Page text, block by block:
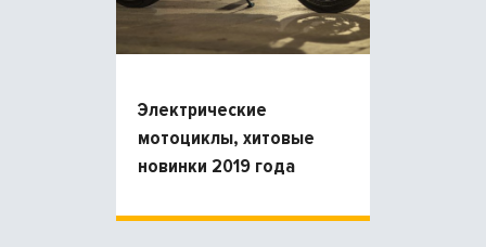
Электрические
мотоциклы, хитовые
новинки 2019 года